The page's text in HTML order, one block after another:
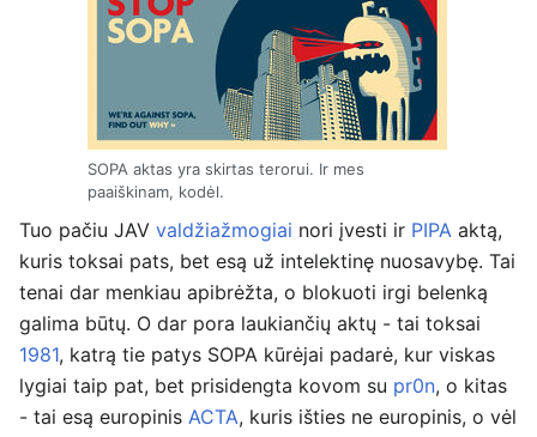
SOPA aktas yra skirtas terorui. Ir mes
paaiškinam, kodėl.
Tuo pačiu JAV valdžiažmogiai nori įvesti ir PIPA aktą,
kuris toksai pats, bet esą už intelektinę nuosavybę. Tai
tenai dar menkiau apibrėžta, o blokuoti irgi belenką
galima būtų. O dar pora laukiančių aktų - tai toksai
1981, katrą tie patys SOPA kūrėjai padarė, kur viskas
lygiai taip pat, bet prisidengta kovom su pr0n, o kitas
- tai esą europinis ACTA, kuris išties ne europinis, o vėl